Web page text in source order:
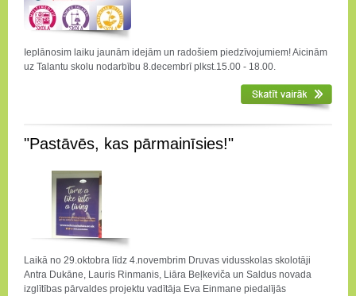
Ieplānosim laiku jaunām idejām un radošiem piedzīvojumiem! Aicinām
uz Talantu skolu nodarbību 8.decembrī plkst.15.00 - 18.00.
"Pastāvēs, kas pārmainīsies!"
Laikā no 29.oktobra līdz 4.novembrim Druvas vidusskolas skolotāji
Antra Dukāne, Lauris Rinmanis, Liāra Beļkeviča un Saldus novada
izglītības pārvaldes projektu vadītāja Eva Einmane piedalījās